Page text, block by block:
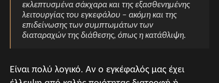
εκλεπτυσμένα σάκχαρα και της εξασθενημένης
λειτουργίας του εγκεφάλου – ακόμη και της
επιδείνωσης των συμπτωμάτων των
διαταραχών της διάθεσης, όπως η κατάθλιψη.
Είναι πολύ λογικό. Αν ο εγκέφαλός μας έχει